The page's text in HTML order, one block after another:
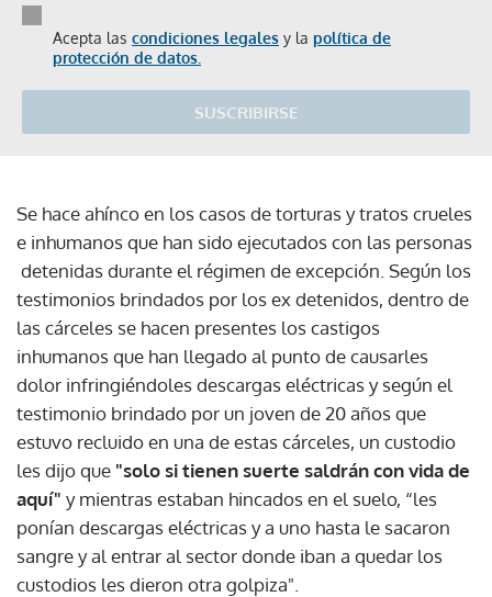
Acepta las condiciones legales y la política de
protección de datos.
SUSCRIBIRSE
Se hace ahínco en los casos de torturas y tratos crueles
e inhumanos que han sido ejecutados con las personas
detenidas durante el régimen de excepción. Según los
testimonios brindados por los ex detenidos, dentro de
las cárceles se hacen presentes los castigos
inhumanos que han llegado al punto de causarles
dolor infringiéndoles descargas eléctricas y según el
testimonio brindado por un joven de 20 años que
estuvo recluido en una de estas cárceles, un custodio
les dijo que "solo si tienen suerte saldrán con vida de
aquí" y mientras estaban hincados en el suelo, “les
ponían descargas eléctricas y a uno hasta le sacaron
sangre y al entrar al sector donde iban a quedar los
custodios les dieron otra golpiza".